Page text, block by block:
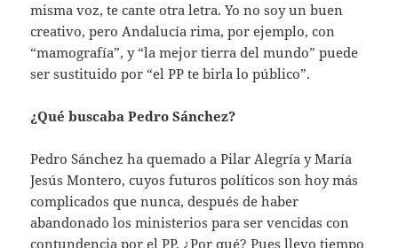
misma voz, te cante otra letra. Yo no soy un buen
creativo, pero Andalucía rima, por ejemplo, con
“mamografía”, y “la mejor tierra del mundo” puede
ser sustituido por “el PP te birla lo público”.
¿Qué buscaba Pedro Sánchez?
Pedro Sánchez ha quemado a Pilar Alegría y María
Jesús Montero, cuyos futuros políticos son hoy más
complicados que nunca, después de haber
abandonado los ministerios para ser vencidas con
contundencia por el PP. ¿Por qué? Pues llevo tiempo